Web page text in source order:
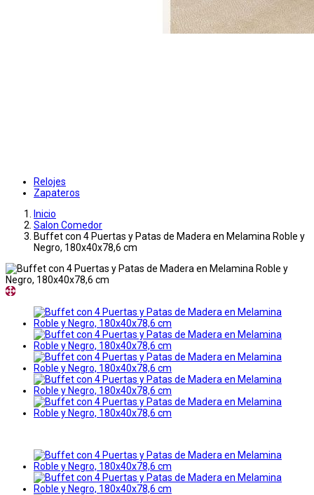
Relojes
Zapateros
Inicio
Salon Comedor
Buffet con 4 Puertas y Patas de Madera en Melamina Roble y
Negro, 180x40x78,6 cm